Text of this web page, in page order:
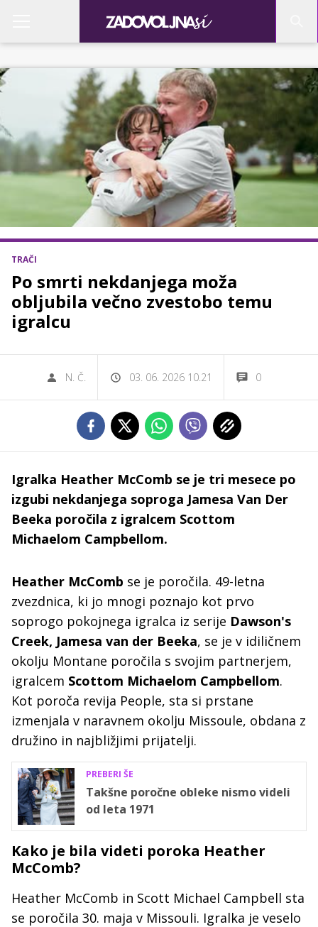
TRAČI
Po smrti nekdanjega moža
obljubila večno zvestobo temu
igralcu
N. Č. 03. 06. 2026 10.21 0
Igralka Heather McComb se je tri mesece po
izgubi nekdanjega soproga Jamesa Van Der
Beeka poročila z igralcem Scottom
Michaelom Campbellom.
Heather McComb se je poročila. 49-letna
zvezdnica, ki jo mnogi poznajo kot prvo
soprogo pokojnega igralca iz serije Dawson's
Creek, Jamesa van der Beeka, se je v idiličnem
okolju Montane poročila s svojim partnerjem,
igralcem Scottom Michaelom Campbellom.
Kot poroča revija People, sta si prstane
izmenjala v naravnem okolju Missoule, obdana z
družino in najbližjimi prijatelji.
PREBERI ŠE
Takšne poročne obleke nismo videli
od leta 1971
Kako je bila videti poroka Heather
McComb?
Heather McComb in Scott Michael Campbell sta
se poročila 30. maja v Missouli. Igralka je veselo